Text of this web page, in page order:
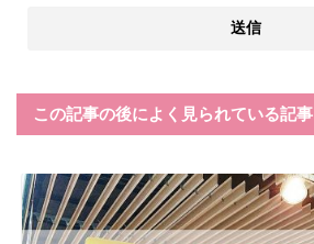
この記事の後によく見られている記事